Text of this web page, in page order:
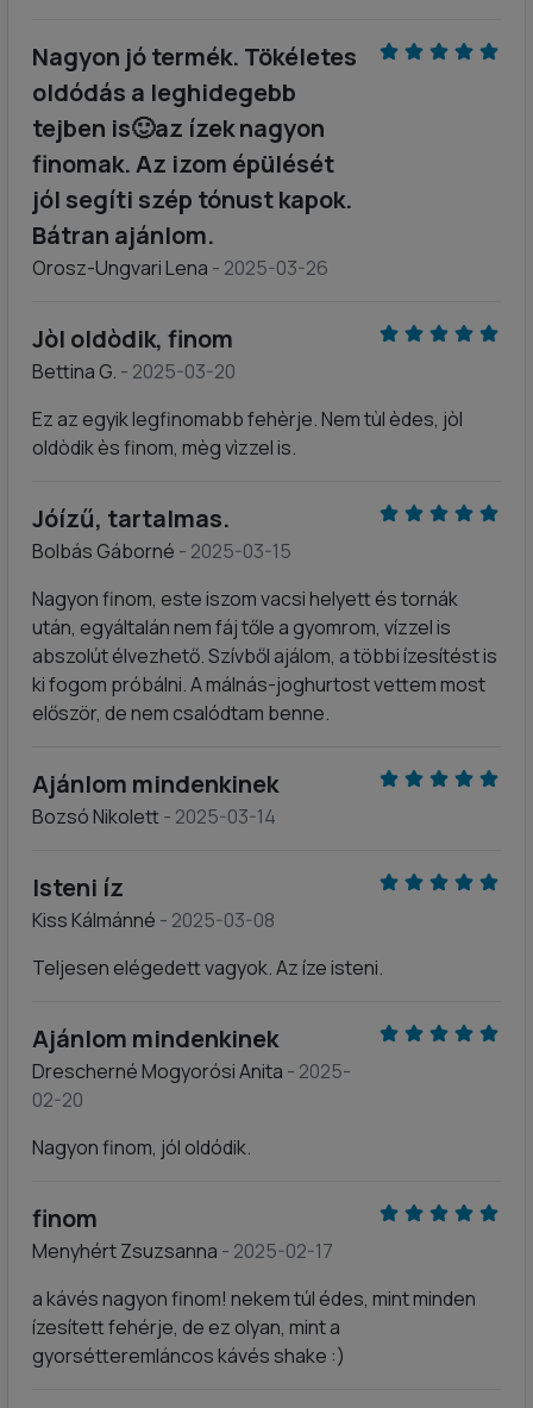
Nagyon jó termék. Tökéletes
oldódás a leghidegebb
tejben is🙂az ízek nagyon
finomak. Az izom épülését
jól segíti szép tónust kapok.
Bátran ajánlom.
Orosz-Ungvari Lena - 2025-03-26
Jòl oldòdik, finom
Bettina G. - 2025-03-20
Ez az egyik legfinomabb fehèrje. Nem tùl èdes, jòl
oldòdik ès finom, mèg vìzzel is.
Jóízű, tartalmas.
Bolbás Gáborné - 2025-03-15
Nagyon finom, este iszom vacsi helyett és tornák
után, egyáltalán nem fáj tőle a gyomrom, vízzel is
abszolút élvezhető. Szívből ajálom, a többi ízesítést is
ki fogom próbálni. A málnás-joghurtost vettem most
először, de nem csalódtam benne.
Ajánlom mindenkinek
Bozsó Nikolett- 2025-03-14
Isteni íz
Kiss Kálmánné - 2025-03-08
Teljesen elégedett vagyok. Az íze isteni.
Ajánlom mindenkinek
Drescherné Mogyorósi Anita - 2025-
02-20
Nagyon finom, jól oldódik.
finom
Menyhért Zsuzsanna - 2025-02-17
a kávés nagyon finom! nekem túl édes, mint minden
ízesített fehérje, de ez olyan, mint a
gyorsétteremláncos kávés shake :)